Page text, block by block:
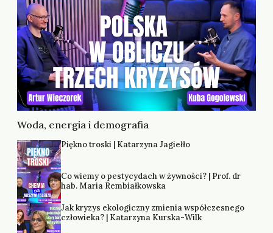
Woda, energia i demografia
Piękno troski | Katarzyna Jagiełło
Co wiemy o pestycydach w żywności? | Prof. dr
hab. Maria Rembiałkowska
Jak kryzys ekologiczny zmienia współczesnego
człowieka? | Katarzyna Kurska-Wilk